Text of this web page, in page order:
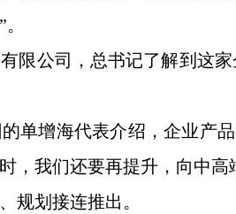
限公司，总书记了解到这
单增海代表介绍，企业产
，我们还要再提升，向中
规划接连推出。